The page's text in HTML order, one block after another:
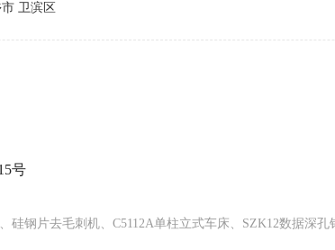
卫滨区
号
硅钢片去毛刺机、C5112A单柱立式车床、SZK12数据深孔